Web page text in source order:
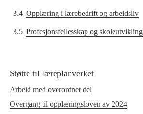
3.4 Opplæring i lærebedrift og arbeidsliv
3.5 Profesjonsfellesskap og skoleutvikling
Støtte til læreplanverket
Arbeid med overordnet del
Overgang til opplæringsloven av 2024